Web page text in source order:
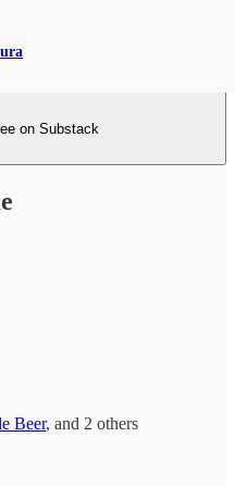
on Substack
Beer, and 2 others